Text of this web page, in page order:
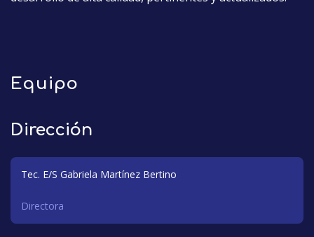
Equipo
Dirección
Tec. E/S Gabriela Martínez Bertino
Directora